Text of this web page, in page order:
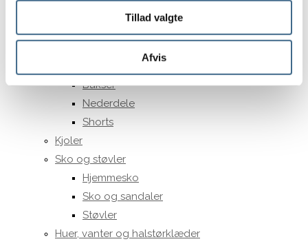
Tillad valgte
Afvis
Bukser
Nederdele
Shorts
Kjoler
Sko og støvler
Hjemmesko
Sko og sandaler
Støvler
Huer, vanter og halstørklæder